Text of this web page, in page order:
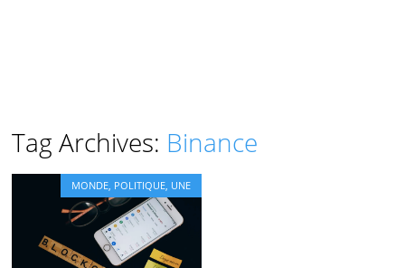
Tag Archives: Binance
MONDE POLITIQUE UNE